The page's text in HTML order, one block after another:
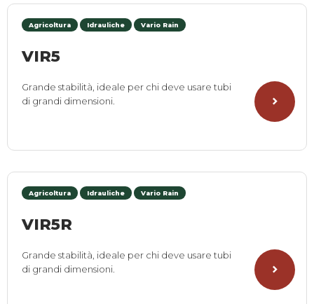
Agricoltura Idrauliche Vario Rain
VIR5
Grande stabilità, ideale per chi deve usare tubi
di grandi dimensioni.
Agricoltura Idrauliche Vario Rain
VIR5R
Grande stabilità, ideale per chi deve usare tubi
di grandi dimensioni.